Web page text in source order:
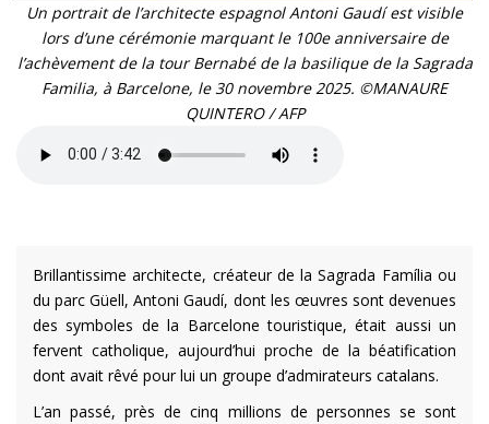
Un portrait de l’architecte espagnol Antoni Gaudí est visible
lors d’une cérémonie marquant le 100e anniversaire de
l’achèvement de la tour Bernabé de la basilique de la Sagrada
Familia, à Barcelone, le 30 novembre 2025. ©MANAURE
QUINTERO / AFP
Brillantissime architecte, créateur de la Sagrada Família ou
du parc Güell, Antoni Gaudí, dont les œuvres sont devenues
des symboles de la Barcelone touristique, était aussi un
fervent catholique, aujourd’hui proche de la béatification
dont avait rêvé pour lui un groupe d’admirateurs catalans.
L’an passé, près de cinq millions de personnes se sont